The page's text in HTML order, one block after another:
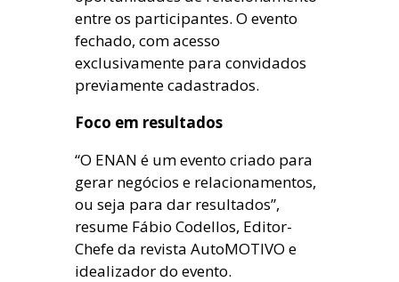
entre os participantes. O evento
fechado, com acesso
exclusivamente para convidados
previamente cadastrados.
Foco em resultados
“O ENAN é um evento criado para
gerar negócios e relacionamentos,
ou seja para dar resultados”,
resume Fábio Codellos, Editor-
Chefe da revista AutoMOTIVO e
idealizador do evento.